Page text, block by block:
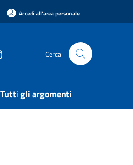
Accedi all'area personale
Cerca
Tutti gli argomenti